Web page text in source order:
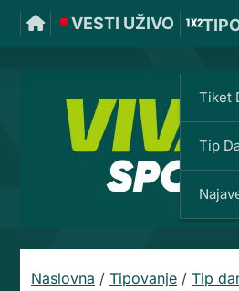
VESTI UŽIVO
Tiket
Tip
Naslovna / Tipovanje / Tip